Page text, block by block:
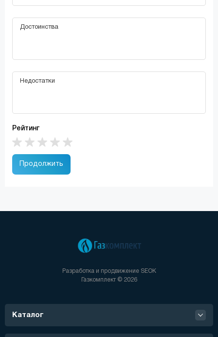
Рейтинг
Продолжить
Разработка и продвижение SEOK
Газкомплект © 2026
Каталог